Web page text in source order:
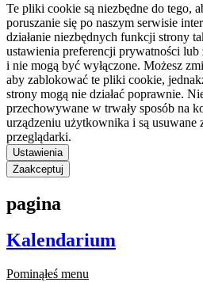
Te pliki cookie są niezbędne do tego,
poruszanie się po naszym serwisie
działanie niezbędnych funkcji strony
ustawienia preferencji prywatności lub
i nie mogą być wyłączone. Możesz
aby zablokować te pliki cookie,
strony mogą nie działać poprawnie.
przechowywane w trwały sposób na
urządzeniu użytkownika i są usuwane
przeglądarki.
Ustawienia
Zaakceptuj
pagina
Kalendarium
Pominąłeś menu